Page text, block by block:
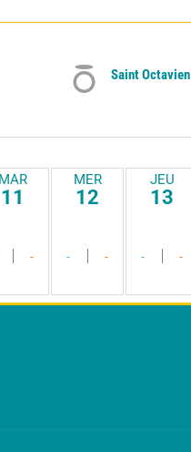
Saint Octavien
MAR
11
-
MER
12
- -
JEU
13
- -